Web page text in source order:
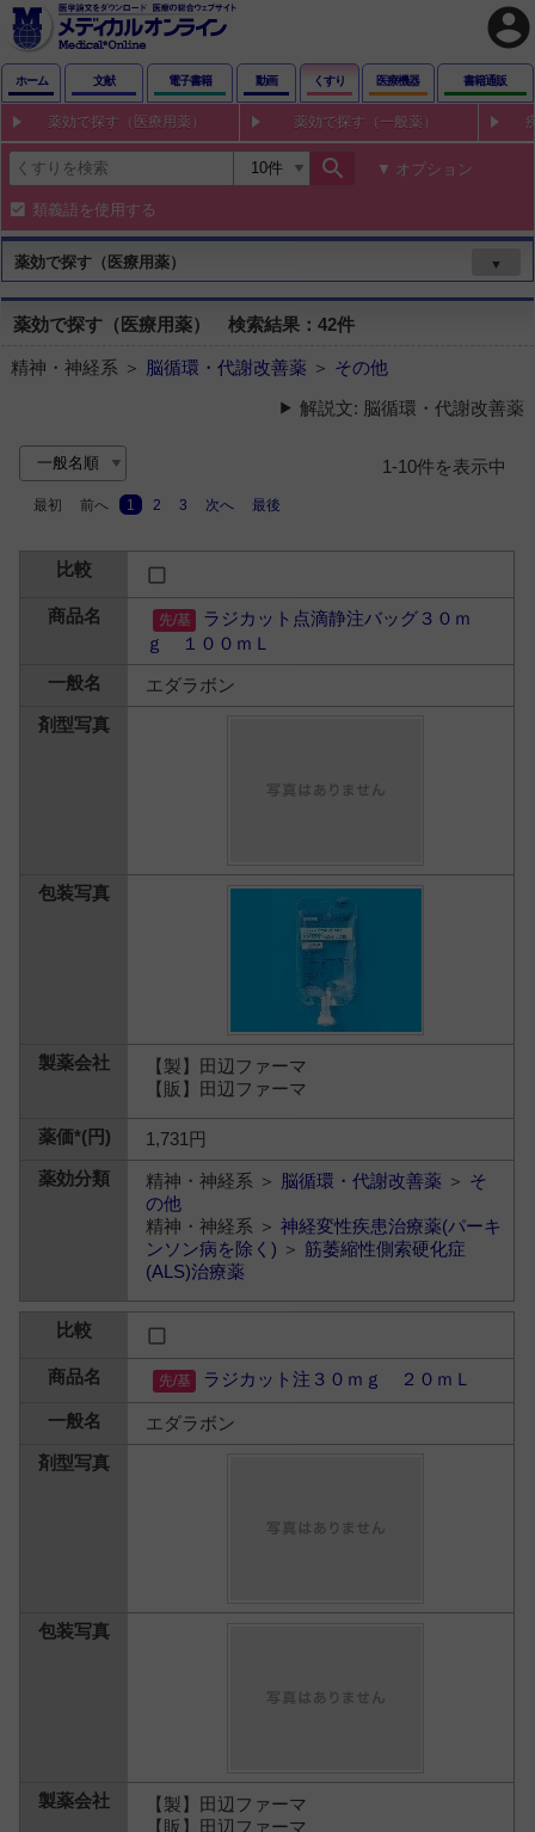
account_circle
ホーム 文献 電子書籍 動画 くすり 医療機器 書籍通販
薬効で探す（医療用薬） 薬効で探す（一般薬）
search オプション
類義語を使用する
薬効で探す（医療用薬） ▼
薬効で探す（医療用薬） 検索結果：42件
精神・神経系 ＞ 脳循環・代謝改善薬 ＞ その他
解説文: 脳循環・代謝改善薬
1-10件を表示中
最初 前へ 1 2 3 次へ 最後
ラジカット点滴静注バッグ３０ｍ
ｇ １００ｍＬ
エダラボン
【製】田辺ファーマ
【販】田辺ファーマ
1,731円
精神・神経系 ＞ 脳循環・代謝改善薬 ＞ そ
の他
精神・神経系 ＞神経変性疾患治療薬(パーキ
ンソン病を除く) ＞ 筋萎縮性側索硬化症
(ALS)治療薬
ラジカット注３０ｍｇ ２０ｍＬ
エダラボン
【製】田辺ファーマ
【販】田辺ファーマ